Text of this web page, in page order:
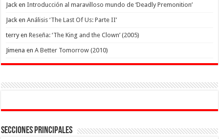
Jack enIntroducción al maravilloso mundo de ‘Deadly Premonition’
Jack enAnálisis ‘The Last Of Us: Parte II’
terryenReseña: ‘The King and the Clown’ (2005)
Jimena enA Better Tomorrow (2010)
Secciones Principales